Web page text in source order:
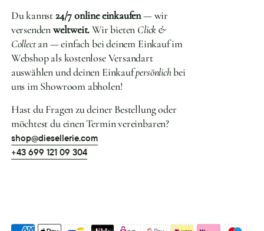
Du kannst24/7 online einkaufen— wir
versendenweltweit.Wir bieten Click &
Collectan — einfach bei deinem Einkauf im
Webshop als kostenlose Versandart
auswählen und deinen Einkaufpersönlichbei
uns im Showroom abholen!
Hast du Fragen zu deiner Bestellung oder
möchtest du einen Termin vereinbaren?
shop@diesellerie.com
+43 699 121 09 304